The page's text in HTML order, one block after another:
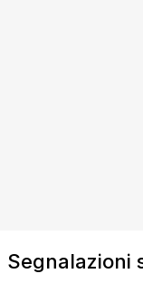
Segnalazioni